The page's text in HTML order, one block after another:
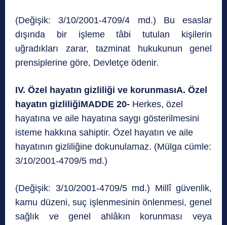
(Değişik: 3/10/2001-4709/4 md.)
Bu esaslar
dışında bir işleme tâbi tutulan kişilerin
uğradıkları zarar, tazminat hukukunun genel
prensiplerine göre, Devletçe ödenir.
IV. Özel hayatın gizliliği ve korunmasıA. Özel
hayatın gizliliğiMADDE 20- Herkes, özel
hayatına ve aile hayatına saygı gösterilmesini
isteme hakkına sahiptir. Özel hayatın ve aile
hayatının gizliliğine dokunulamaz. (Mülga cümle:
3/10/2001-4709/5 md.)
(Değişik: 3/10/2001-4709/5 md.) Millî güvenlik,
kamu düzeni, suç işlenmesinin önlenmesi, genel
sağlık ve genel ahlâkın korunması veya